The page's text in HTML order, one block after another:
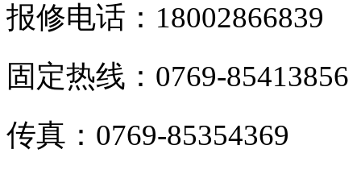
报修电话：18002866839
固定热线：0769-85413856
传真：0769-85354369